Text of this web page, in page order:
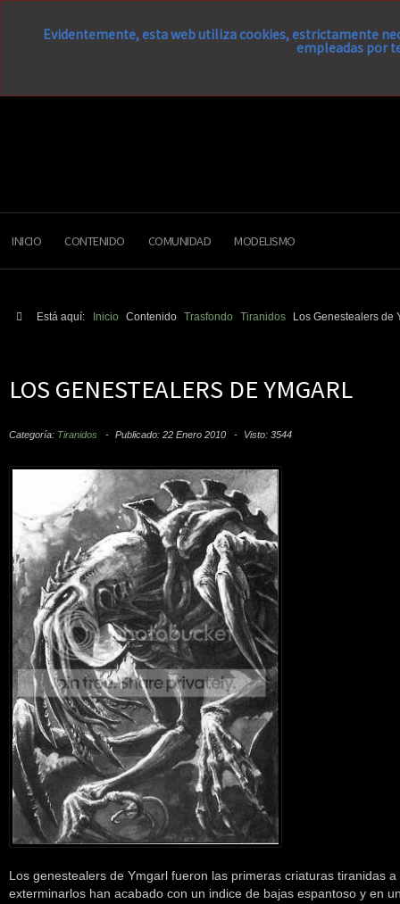
Evidentemente, esta web utiliza cookies, estrictamente
empleadas por
INICIO CONTENIDO COMUNIDAD MODELISMO
Está aquí: Inicio Contenido Trasfondo Tiranidos Los Genestealers de
LOS GENESTEALERS DE YMGARL
Categoría: Tiranidos Publicado: 22 Enero 2010 Visto: 3544
Los genestealers de Ymgarl fueron las primeras criaturas tiranidas
exterminarlos han acabado con un indice de bajas espantoso y en